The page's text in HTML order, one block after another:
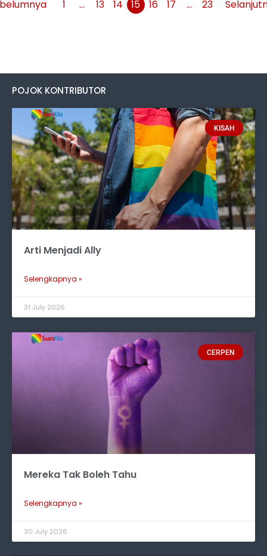
1 … 13 14 15 16 17 … 23
POJOK KONTRIBUTOR
KISAH
Arti Menjadi Ally
Selengkapnya »
31 July 2026
CERPEN
Mereka Tak Boleh Tahu
Selengkapnya »
30 July 2026